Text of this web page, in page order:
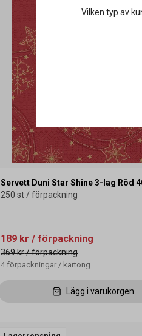
Servett Duni Star Shine 3-lag Röd
250 st / förpackning
189 kr / förpackning
369 kr/ förpackning
4 förpackningar / kartong
Lägg i varukorgen
Vilken typ av